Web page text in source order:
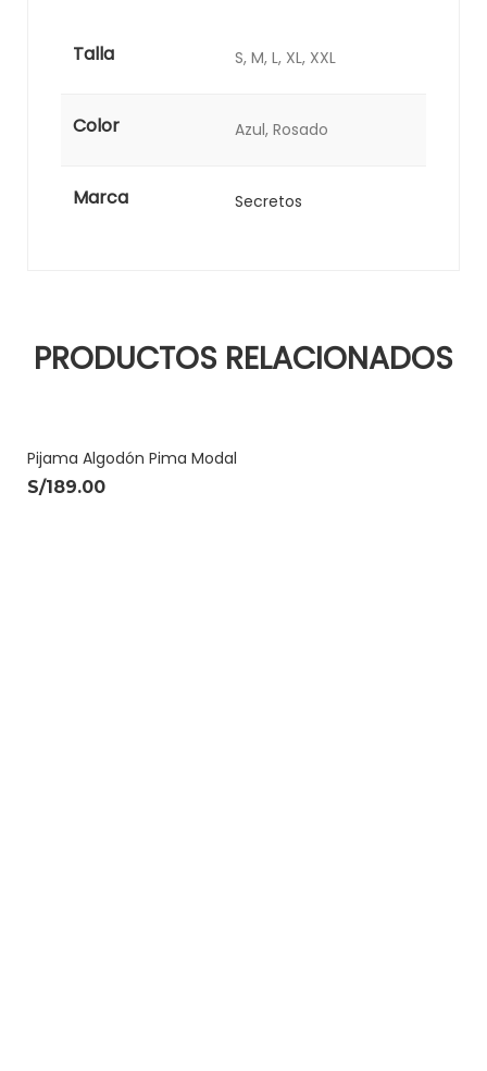
Talla S, M, L, XL, XXL
Color Azul, Rosado
Marca Secretos
PRODUCTOS RELACIONADOS
Pijama Algodón Pima Modal
S/189.00